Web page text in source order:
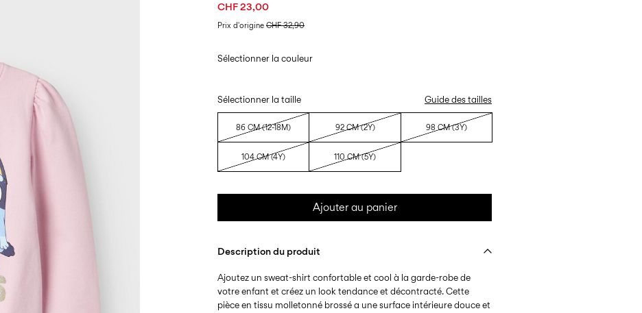
CHF 23,00
Prix ​​d'origine CHF 32,90
Sélectionner la couleur
Sélectionner la taille Guide des tailles
86 CM (12-18M) 92 CM (2Y) 98 CM (3Y)
104 CM (4Y) 110 CM (5Y)
Ajouter au panier
Description du produit
Ajoutez un sweat-shirt confortable et cool à la garde-robe de
votre enfant et créez un look tendance et décontracté. Cette
pièce en tissu molletonné brossé a une surface intérieure douce et